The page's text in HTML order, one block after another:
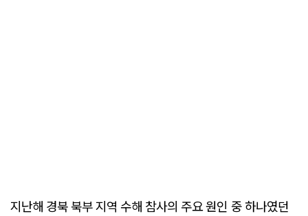
지난해 경북 북부 지역 수해 참사의 주요 원인 중 하나였던